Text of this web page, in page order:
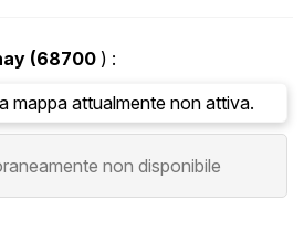
(68700 ) :
mappa attualmente non attiva.
non disponibile